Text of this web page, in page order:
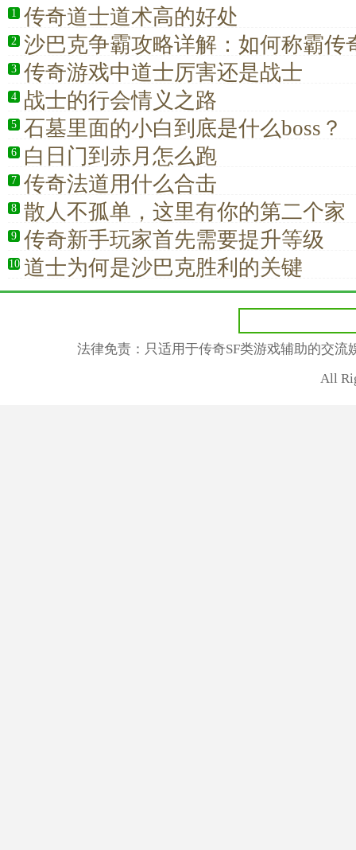
1 传奇道士道术高的好处
2 沙巴克争霸攻略详解：如何称霸传
3 传奇游戏中道士厉害还是战士
4 战士的行会情义之路
5 石墓里面的小白到底是什么boss？
6 白日门到赤月怎么跑
7 传奇法道用什么合击
8 散人不孤单，这里有你的第二个家
9 传奇新手玩家首先需要提升等级
10 道士为何是沙巴克胜利的关键
法律免责：只适用于传奇SF类游戏辅助的交
All